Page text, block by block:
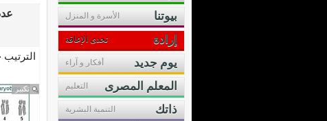
عدد 5
تكبير
بيوتنا الأسرة و المنزل
إرادة تحدى الإعاقة
يوم جديد أفكار و آراء
المعلم المصرى التعليم
ذاتك التنمية البشرية